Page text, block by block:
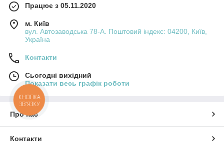
Працює з 05.11.2020
м. Київ
вул. Автозаводська 78-А. Поштовий індекс: 04200, Київ,
Україна
Контакти
Сьогодні вихідний
Показати весь графік роботи
Про нас
Контакти
КНОПКА
ЗВ'ЯЗКУ